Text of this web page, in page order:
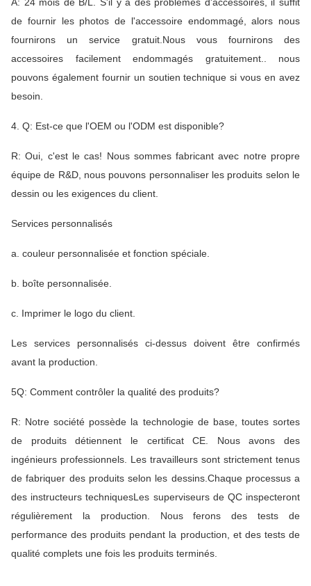
A: 24 mois de B/L. S'il y a des problèmes d'accessoires, il suffit
de fournir les photos de l'accessoire endommagé, alors nous
fournirons un service gratuit.Nous vous fournirons des
accessoires facilement endommagés gratuitement.. nous
pouvons également fournir un soutien technique si vous en avez
besoin.
4. Q: Est-ce que l'OEM ou l'ODM est disponible?
R: Oui, c'est le cas! Nous sommes fabricant avec notre propre
équipe de R&D, nous pouvons personnaliser les produits selon le
dessin ou les exigences du client.
Services personnalisés
a. couleur personnalisée et fonction spéciale.
b. boîte personnalisée.
c. Imprimer le logo du client.
Les services personnalisés ci-dessus doivent être confirmés
avant la production.
5Q: Comment contrôler la qualité des produits?
R: Notre société possède la technologie de base, toutes sortes
de produits détiennent le certificat CE. Nous avons des
ingénieurs professionnels. Les travailleurs sont strictement tenus
de fabriquer des produits selon les dessins.Chaque processus a
des instructeurs techniquesLes superviseurs de QC inspecteront
régulièrement la production. Nous ferons des tests de
performance des produits pendant la production, et des tests de
qualité complets une fois les produits terminés.